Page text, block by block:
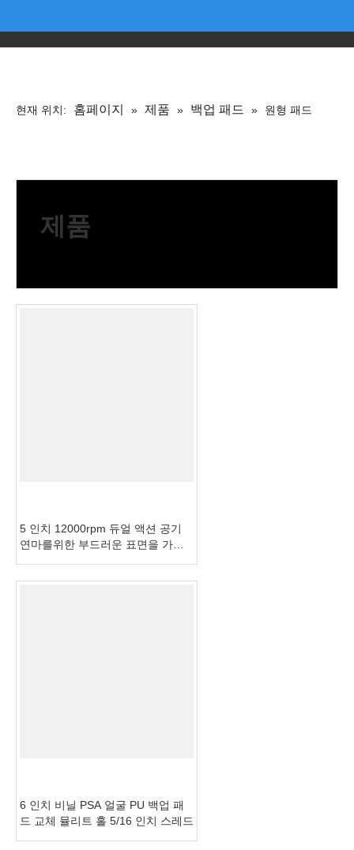
현재 위치: 홈페이지 » 제품 » 백업 패드 » 원형 패드
제품
5 인치 12000rpm 듀얼 액션 공기
연마를위한 부드러운 표면을 가진
6 인치 비닐 PSA 얼굴 PU 백업 패
드 교체 뮬리트 홀 5/16 인치 스레드